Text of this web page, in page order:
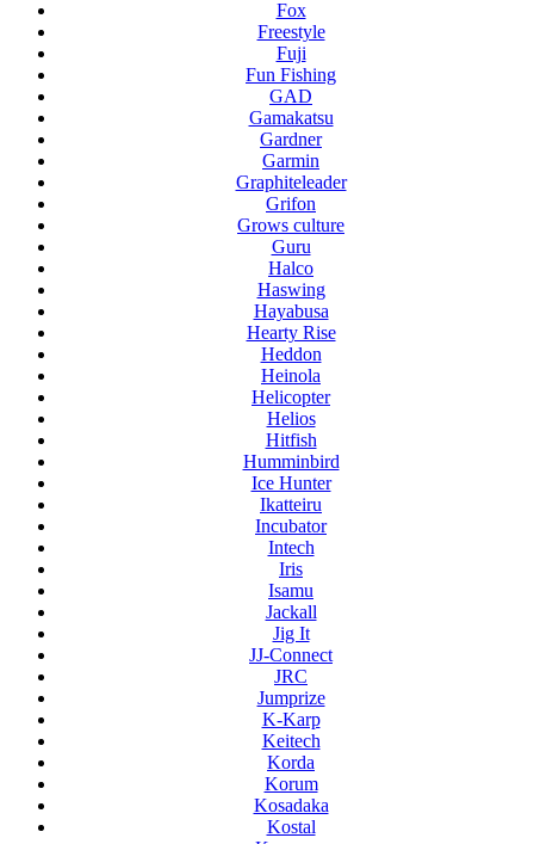
Fox
Freestyle
Fuji
Fun Fishing
GAD
Gamakatsu
Gardner
Garmin
Graphiteleader
Grifon
Grows culture
Guru
Halco
Haswing
Hayabusa
Hearty Rise
Heddon
Heinola
Helicopter
Helios
Hitfish
Humminbird
Ice Hunter
Ikatteiru
Incubator
Intech
Iris
Isamu
Jackall
Jig It
JJ-Connect
JRC
Jumprize
K-Karp
Keitech
Korda
Korum
Kosadaka
Kostal